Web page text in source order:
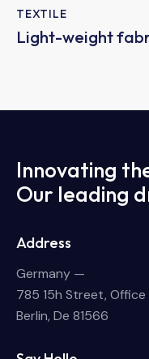
TEXTILE
Light-weight
Innovating
Our leading
Address
Germany —
785 15h Street,
Berlin, De 81566